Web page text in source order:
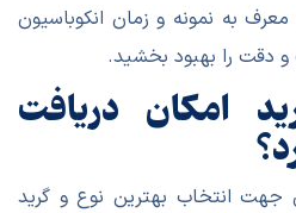
به نمونه و زمان انکوباسیون
دقت را بهبود بخشید.
امکان دریافت
جهت انتخاب بهترین نوع و گرید